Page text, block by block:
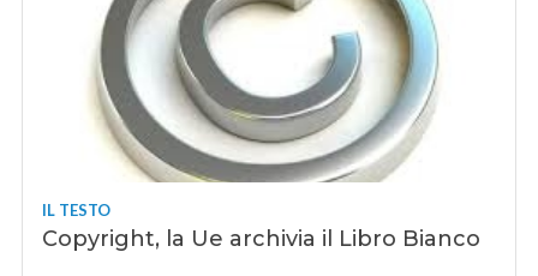
IL TESTO
Copyright, la Ue archivia il Libro Bianco